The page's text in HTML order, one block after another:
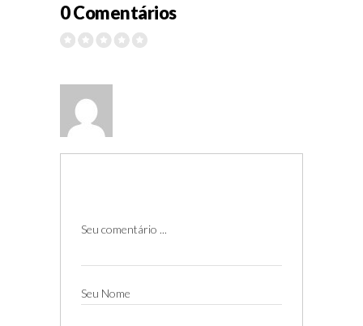
0 Comentários
Seu comentário ...
Seu Nome